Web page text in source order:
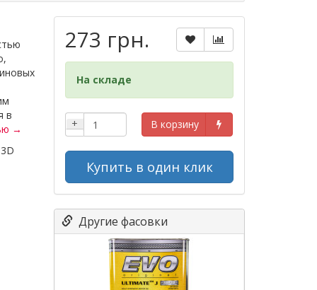
в
→
273 грн.
На складе
+ В корзину
Купить в один клик
Другие фасовки